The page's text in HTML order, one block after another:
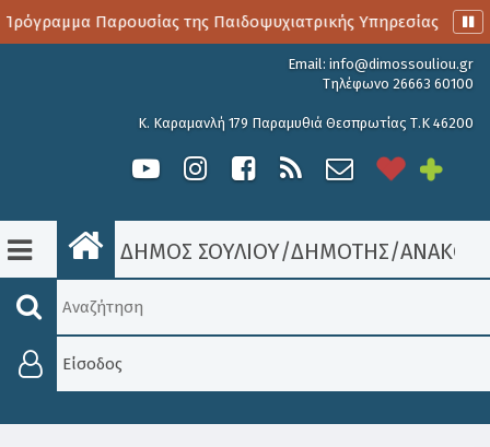
Παρουσίας της Παιδοψυχιατρικής Υπηρεσίας
Email: info@dimossouliou.gr
Τηλέφωνο 26663 60100
Κ. Καραμανλή 179 Παραμυθιά Θεσπρωτίας Τ.Κ 46200
ΔΗΜΟΣ ΣΟΥΛΙΟΥ/ΔΗΜΟΤΗΣ/
Είσοδος